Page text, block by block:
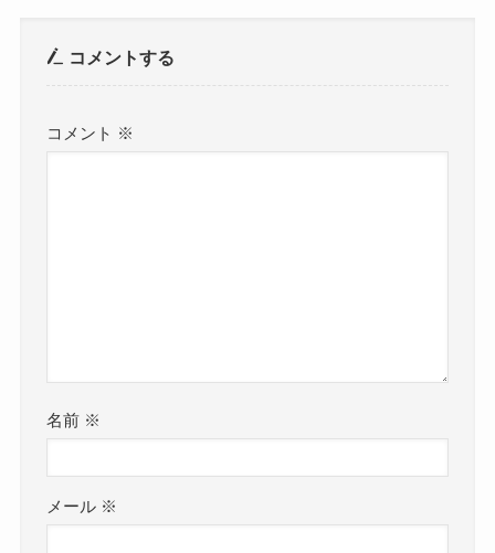
コメントする
コメント ※
名前 ※
メール ※